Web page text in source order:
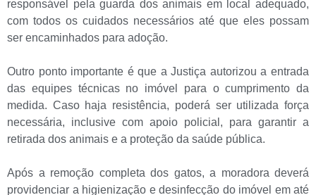
responsável pela guarda dos animais em local adequado,
com todos os cuidados necessários até que eles possam
ser encaminhados para adoção.
Outro ponto importante é que a Justiça autorizou a entrada
das equipes técnicas no imóvel para o cumprimento da
medida. Caso haja resistência, poderá ser utilizada força
necessária, inclusive com apoio policial, para garantir a
retirada dos animais e a proteção da saúde pública.
Após a remoção completa dos gatos, a moradora deverá
providenciar a higienização e desinfecção do imóvel em até